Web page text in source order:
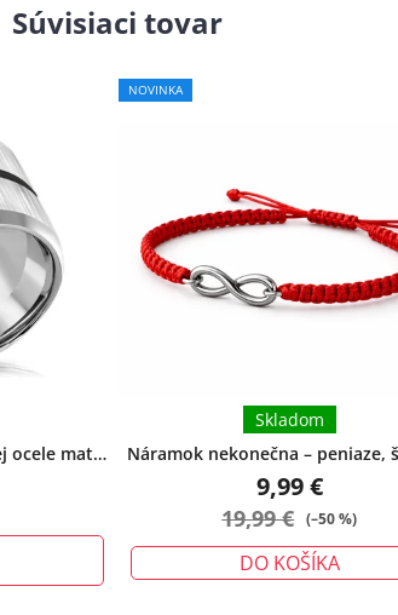
Súvisiaci tovar
ocele matný
zadarmo
z
hviezdičiek.
NOVINKA
Náramok nekonečna – peniaze,
ochrana - malý
Skladom
9,99 €
19,99 € (–50 %)
DO KOŠÍKA